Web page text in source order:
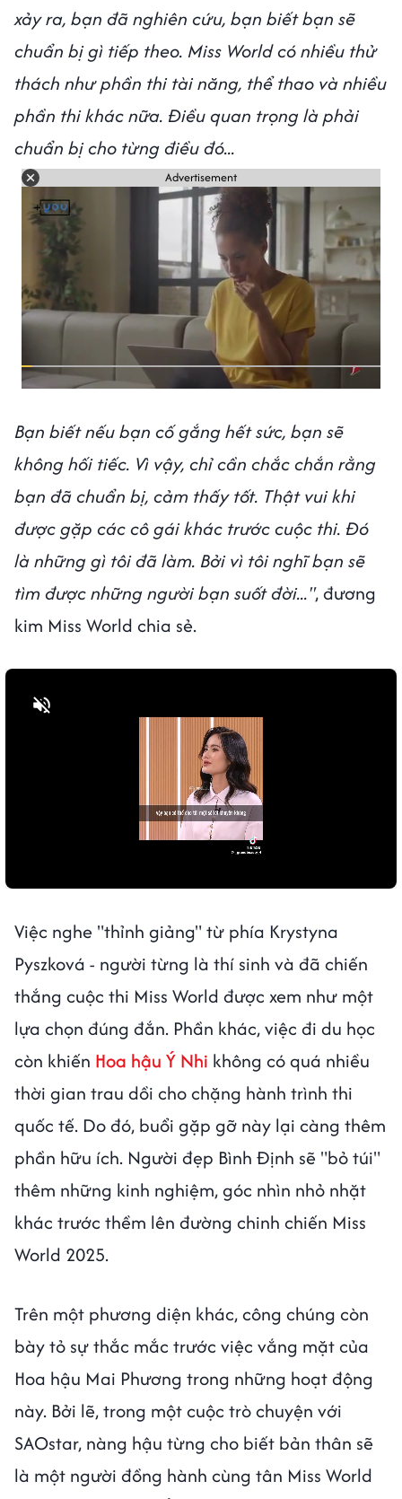
xảy ra, bạn đã nghiên cứu, bạn biết bạn sẽ
chuẩn bị gì tiếp theo. Miss World có nhiều thử
thách như phần thi tài năng, thể thao và nhiều
phần thi khác nữa. Điều quan trọng là phải
chuẩn bị cho từng điều đó...
Advertisement
Bạn biết nếu bạn cố gắng hết sức, bạn sẽ
không hối tiếc. Vì vậy, chỉ cần chắc chắn rằng
bạn đã chuẩn bị, cảm thấy tốt. Thật vui khi
được gặp các cô gái khác trước cuộc thi. Đó
là những gì tôi đã làm. Bởi vì tôi nghĩ bạn sẽ
tìm được những người bạn suốt đời...", đương
kim Miss World chia sẻ.
Việc nghe "thỉnh giảng" từ phía Krystyna
Pyszková - người từng là thí sinh và đã chiến
thắng cuộc thi Miss World được xem như một
lựa chọn đúng đắn. Phần khác, việc đi du học
còn khiến Hoa hậu Ý Nhi không có quá nhiều
thời gian trau dồi cho chặng hành trình thi
quốc tế. Do đó, buổi gặp gỡ này lại càng thêm
phần hữu ích. Người đẹp Bình Định sẽ "bỏ túi"
thêm những kinh nghiệm, góc nhìn nhỏ nhặt
khác trước thềm lên đường chinh chiến Miss
World 2025.
Trên một phương diện khác, công chúng còn
bày tỏ sự thắc mắc trước việc vắng mặt của
Hoa hậu Mai Phương trong những hoạt động
này. Bởi lẽ, trong một cuộc trò chuyện với
SAOstar, nàng hậu từng cho biết bản thân sẽ
là một người đồng hành cùng tân Miss World